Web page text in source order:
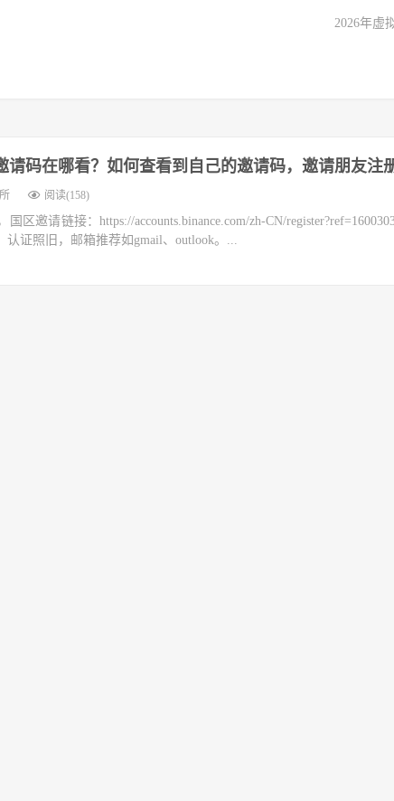
2026年虚
请码在哪看？如何查看到自己的邀请码，邀请朋友注
阅读(158)
区邀请链接：https://accounts.binance.com/zh-CN/
认证照旧，邮箱推荐如gmail、outlook。...